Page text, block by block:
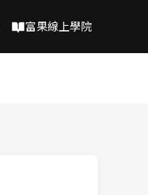
富果線上學院